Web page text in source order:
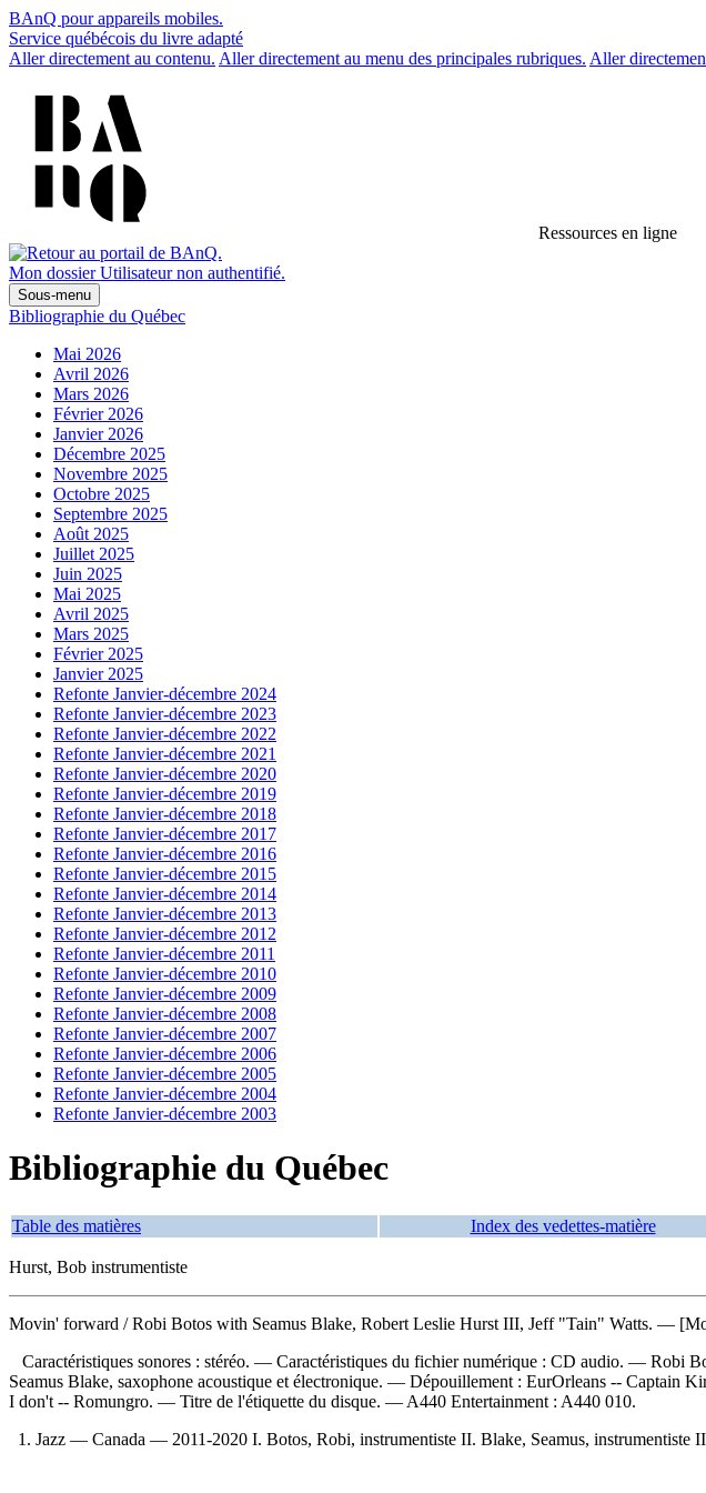
BAnQ pour appareils mobiles.
Service québécois du livre adapté
Aller directement au contenu. Aller directement au menu des principales rubriques. Aller
Ressources en ligne
Mon dossier Utilisateur non authentifié.
Sous-menu
Bibliographie du Québec
Mai 2026
Avril 2026
Mars 2026
Février 2026
Janvier 2026
Décembre 2025
Novembre 2025
Octobre 2025
Septembre 2025
Août 2025
Juillet 2025
Juin 2025
Mai 2025
Avril 2025
Mars 2025
Février 2025
Janvier 2025
Refonte Janvier-décembre 2024
Refonte Janvier-décembre 2023
Refonte Janvier-décembre 2022
Refonte Janvier-décembre 2021
Refonte Janvier-décembre 2020
Refonte Janvier-décembre 2019
Refonte Janvier-décembre 2018
Refonte Janvier-décembre 2017
Refonte Janvier-décembre 2016
Refonte Janvier-décembre 2015
Refonte Janvier-décembre 2014
Refonte Janvier-décembre 2013
Refonte Janvier-décembre 2012
Refonte Janvier-décembre 2011
Refonte Janvier-décembre 2010
Refonte Janvier-décembre 2009
Refonte Janvier-décembre 2008
Refonte Janvier-décembre 2007
Refonte Janvier-décembre 2006
Refonte Janvier-décembre 2005
Refonte Janvier-décembre 2004
Refonte Janvier-décembre 2003
Bibliographie du Québec
Table des matières Index des vedettes-matière
Hurst, Bob instrumentiste
Movin' forward / Robi Botos with Seamus Blake, Robert Leslie Hurst III, Jeff "Tain" Watts. —
Caractéristiques sonores : stéréo. — Caractéristiques du fichier numérique : CD audio. — Robi
Seamus Blake, saxophone acoustique et électronique. — Dépouillement : EurOrleans -- Captain
I don't -- Romungro. — Titre de l'étiquette du disque. — A440 Entertainment : A440 010.
1. Jazz — Canada — 2011-2020 I. Botos, Robi, instrumentiste II. Blake, Seamus, instrumentiste